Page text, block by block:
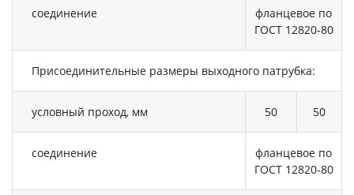
соединение
фланцевое по
ГОСТ 12820-80
Присоединительные размеры выходного патрубка:
условный проход, мм 50 50
соединение
фланцевое по
ГОСТ 12820-80